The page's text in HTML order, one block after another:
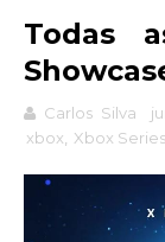
Todas
Carlos Silva
xbox
Xbox